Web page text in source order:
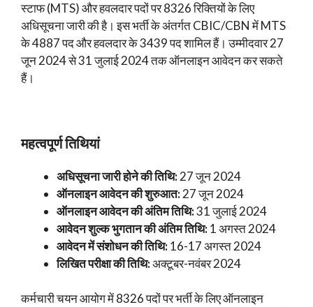
स्टाफ (MTS) और हवलदार पदों पर 8326 रिक्तियों के लिए
अधिसूचना जारी की है। इस भर्ती के अंतर्गत CBIC/CBN में MTS
के 4887 पद और हवलदार के 3439 पद शामिल हैं। उम्मीदवार 27
जून 2024 से 31 जुलाई 2024 तक ऑनलाइन आवेदन कर सकते
हैं।
महत्वपूर्ण तिथियां
अधिसूचना जारी होने की तिथि:27 जून 2024
ऑनलाइन आवेदन की शुरुआत:27 जून 2024
ऑनलाइन आवेदन की अंतिम तिथि:31 जुलाई 2024
आवेदन शुल्क भुगतान की अंतिम तिथि:1 अगस्त 2024
आवेदन में संशोधन की तिथि:16-17 अगस्त 2024
लिखित परीक्षा की तिथि:अक्टूबर-नवंबर 2024
कर्मचारी चयन आयोग में 8326 पदों पर भर्ती के लिए ऑनलाइन